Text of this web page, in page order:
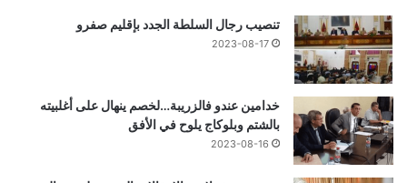
تنصيب رجال السلطة الجدد بإقليم صفرو
2023-08-17
خدامين عندو فالزريبة…لخصم ينهال على أغلبيته
بالشتم وبلوكاج يلوح في الأفق
2023-08-16